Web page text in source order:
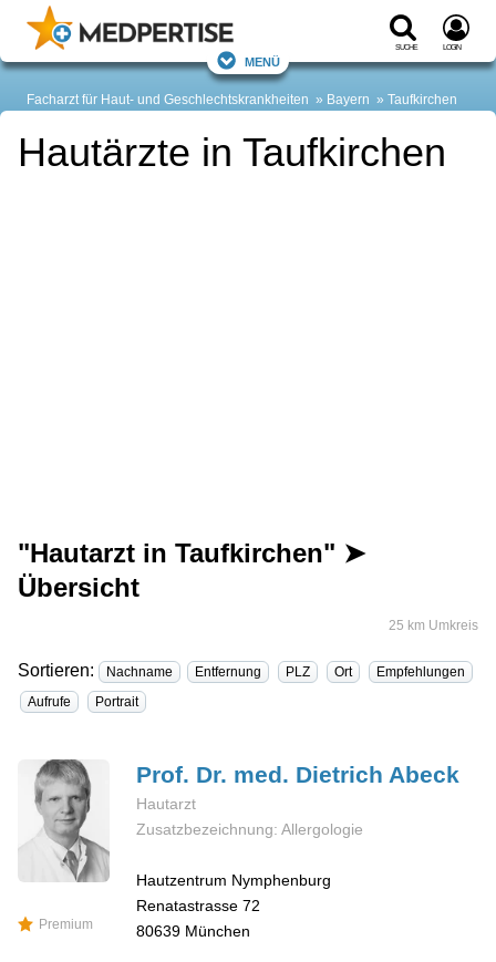
Suche Login
Menü
Facharzt für Haut- und Geschlechtskrankheiten Bayern Taufkirchen
Hautärzte in Taufkirchen
"Hautarzt in Taufkirchen" ➤
Übersicht
25 km Umkreis
Sortieren: Nachname Entfernung PLZ Ort
Empfehlungen
Aufrufe
Portrait
Premium
Prof. Dr. med. Dietrich Abeck
Hautarzt
Zusatzbezeichnung: Allergologie
Hautzentrum Nymphenburg
Renatastrasse 72
80639 München